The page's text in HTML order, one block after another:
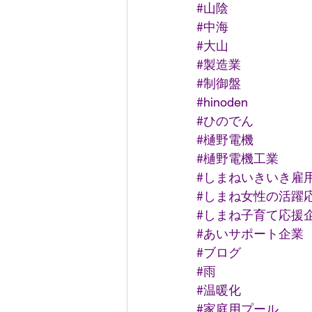
#山陰
#中海
#大山
#製造業
#制御盤
#hinoden
#ひのでん
#樋野電機
#樋野電機工業
#しまねいきいき雇
#しまね女性の活躍
#しまね子育て応援
#あいサポート企業
#ブログ
#雨
#温暖化